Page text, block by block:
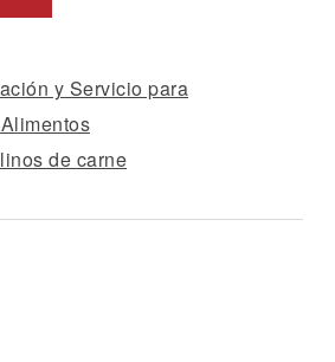
y Servicio para
de carne